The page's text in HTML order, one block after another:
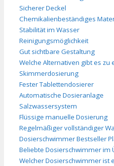
Sicherer Deckel
Chemikalienbeständiges
Stabilität im Wasser
Reinigungsmöglichkeit
Gut sichtbare Gestaltung
Welche Alternativen gibt es
Skimmerdosierung
Fester Tablettendosierer
Automatische Dosieranlage
Salzwassersystem
Flüssige manuelle Dosierung
Regelmäßiger vollständiger
Dosierschwimmer Bestseller
Beliebte Dosierschwimmer im
Welcher Dosierschwimmer ist